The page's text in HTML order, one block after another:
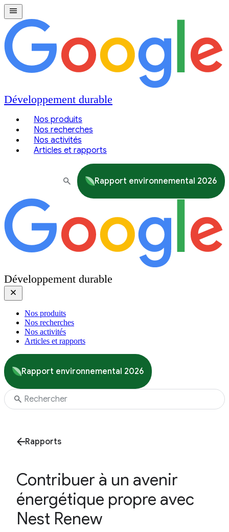
Développement durable
Nos produits
Nos recherches
Nos activités
Articles et rapports
Rapport environnemental 2026
Développement durable
Nos produits
Nos recherches
Nos activités
Articles et rapports
Rapport environnemental 2026
Rapports
Contribuer à un avenir
énergétique propre avec
Nest Renew